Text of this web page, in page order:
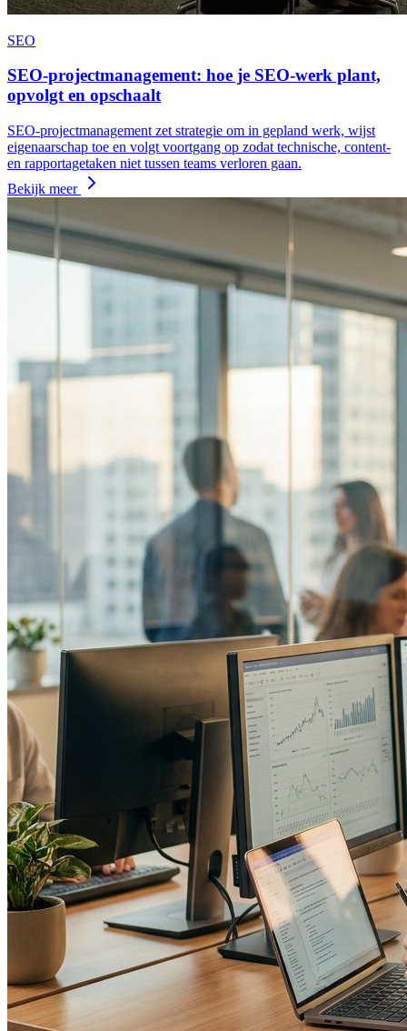
SEO
SEO-projectmanagement: hoe je SEO-werk plant,
opvolgt en opschaalt
SEO-projectmanagement zet strategie om in gepland werk, wijst
eigenaarschap toe en volgt voortgang op zodat technische, content-
en rapportagetaken niet tussen teams verloren gaan.
Bekijk meer